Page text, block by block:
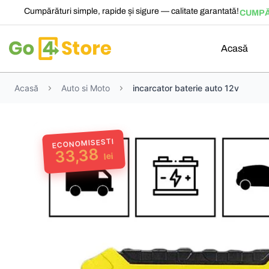
Cumpărături simple, rapide și sigure — calitate garantată!
Acasă
Acasă Auto si Moto incarcator baterie auto 12v
ECONOMISESTI
33,38 lei